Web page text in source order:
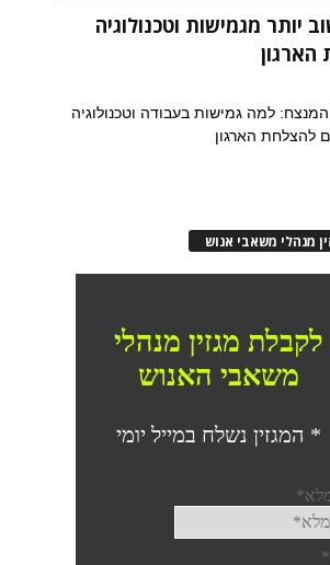
יותר מגמישות וטכנולוגיה
למה גמישות בעבודה וטכנולוגיה
להצלחת הארגון
מנהלי משאבי אנוש